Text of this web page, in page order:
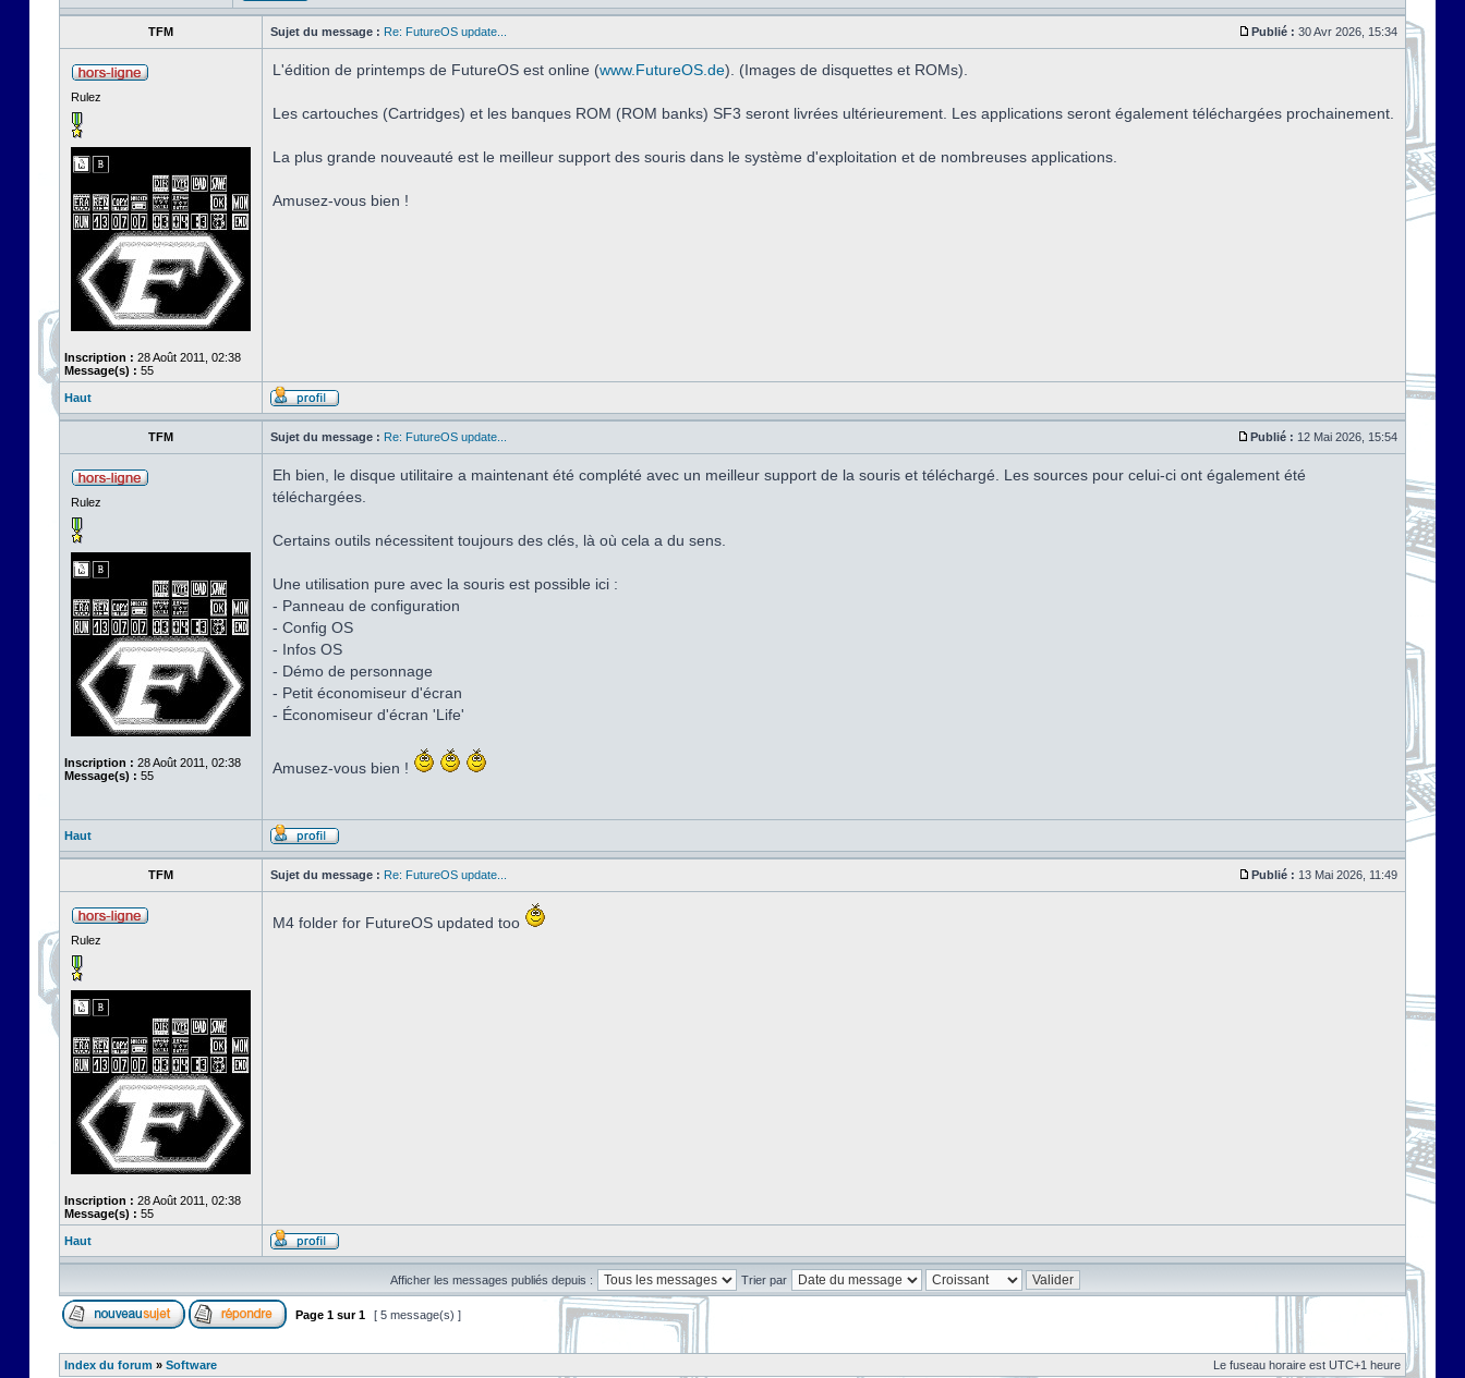
TFM Sujet du message : Re: FutureOS update... Publié : 30 Avr 2026, 15:34
Rulez
Inscription : 28 Août 2011, 02:38
Message(s) : 55
L'édition de printemps de FutureOS est online (www.FutureOS.de). (Images de disquettes et ROMs).
Les cartouches (Cartridges) et les banques ROM (ROM banks) SF3 seront livrées ultérieurement. Les applications seront également téléchargées prochainement.
La plus grande nouveauté est le meilleur support des souris dans le système d'exploitation et de nombreuses applications.
Amusez-vous bien !
Haut
TFM Sujet du message : Re: FutureOS update... Publié : 12 Mai 2026, 15:54
Rulez
Inscription : 28 Août 2011, 02:38
Message(s) : 55
Eh bien, le disque utilitaire a maintenant été complété avec un meilleur support de la souris et téléchargé. Les sources pour celui-ci ont également été
téléchargées.
Certains outils nécessitent toujours des clés, là où cela a du sens.
Une utilisation pure avec la souris est possible ici :
- Panneau de configuration
- Config OS
- Infos OS
- Démo de personnage
- Petit économiseur d'écran
- Économiseur d'écran 'Life'
Amusez-vous bien !
Haut
TFM Sujet du message : Re: FutureOS update... Publié : 13 Mai 2026, 11:49
Rulez
Inscription : 28 Août 2011, 02:38
Message(s) : 55
M4 folder for FutureOS updated too
Haut
Afficher les messages publiés depuis : Trier par
Page 1 sur1 [ 5 message(s) ]
Index du forum » Software Le fuseau horaire est UTC+1 heure